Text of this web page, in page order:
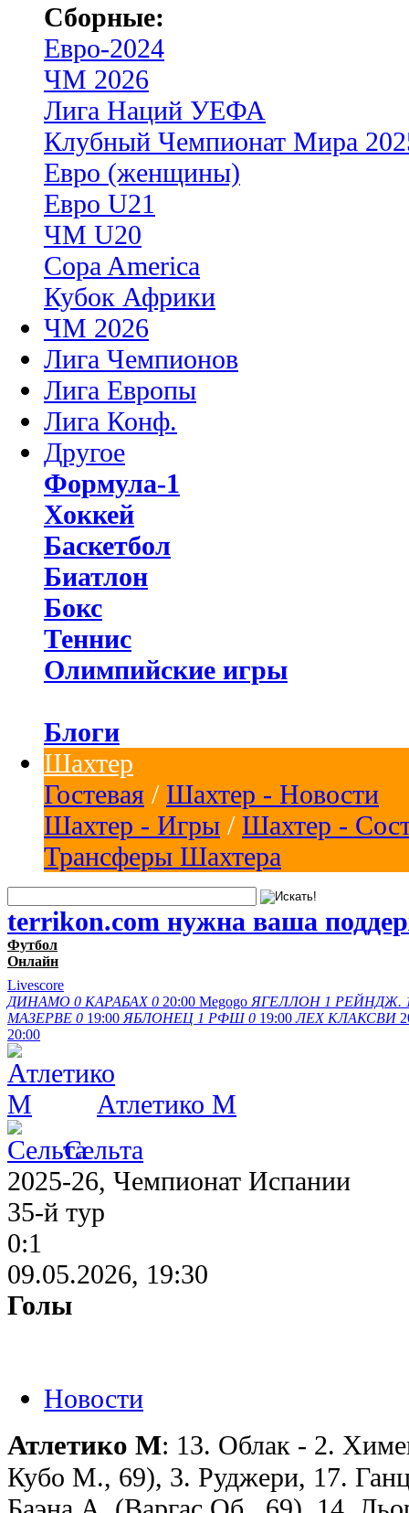
Сборные:
Евро-2024
ЧМ 2026
Лига Наций УЕФА
Клубный Чемпионат Мира
Евро (женщины)
Евро U21
ЧМ U20
Copa America
Кубок Африки
ЧМ 2026
Лига Чемпионов
Лига Европы
Лига Конф.
Другое
Формула-1
Хоккей
Баскетбол
Биатлон
Бокс
Теннис
Олимпийские игры
Блоги
Шахтер
Гостевая / Шахтер - Новости
Шахтер - Игры / Шахтер -
Трансферы Шахтера
terrikon.com нужна ваша
Футбол
Онлайн
Livescore
ДИНАМО 0 КАРАБАХ 0 20:00 Megogo ЯГЕЛЛОН 1 РЕЙНДЖ.
МАЗЕРВЕ 0 19:00 ЯБЛОНЕЦ 1 РФШ 0 19:00 ЛЕХ КЛАКСВИ
20:00
Атлетико М
Сельта
2025-26, Чемпионат Испании
35-й тур
0:1
09.05.2026, 19:30
Голы
Новости
Атлетико М: 13. Облак - 2.
Кубо М., 69), 3. Руджери, 17.